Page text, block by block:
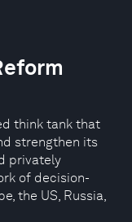
think tank that
strengthen its
privately
of decision-
the US, Russia,